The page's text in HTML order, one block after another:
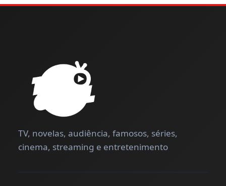
TV, novelas, audiência, famosos, séries,
cinema, streaming e entretenimento